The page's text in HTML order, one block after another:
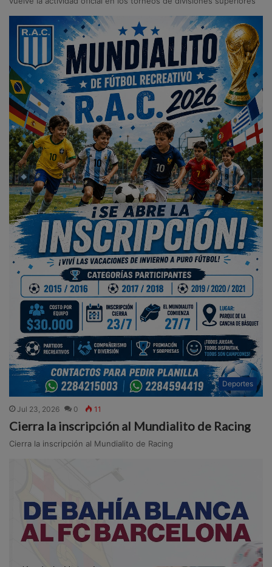
Deportes
Jul 23, 2026 0 11
Cierra la inscripción al Mundialito de Racing
Cierra la inscripción al Mundialito de Racing